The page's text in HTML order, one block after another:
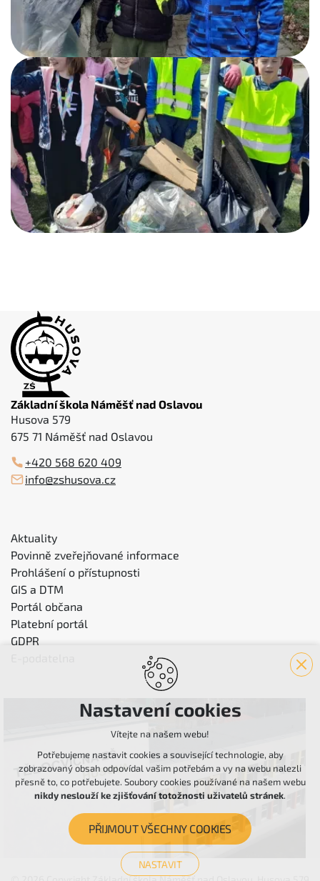
Základní škola Náměšť nad Oslavou
Husova 579
675 71 Náměšť nad Oslavou
+420 568 620 409
info@zshusova.cz
Aktuality
Povinně zveřejňované informace
Prohlášení o přístupnosti
GIS a DTM
Portál občana
Platební portál
GDPR
Nastavení cookies
Vítejte na našem webu!
Potřebujeme nastavit cookies a související technologie, aby
zobrazovaný obsah odpovídal vašim potřebám a vy na webu nalezli
přesně to, co potřebujete. Soubory cookies používané na našem webu
nikdy neslouží ke zjišťování totožnosti uživatelů stránek.
PŘIJMOUT VŠECHNY COOKIES
NASTAVIT